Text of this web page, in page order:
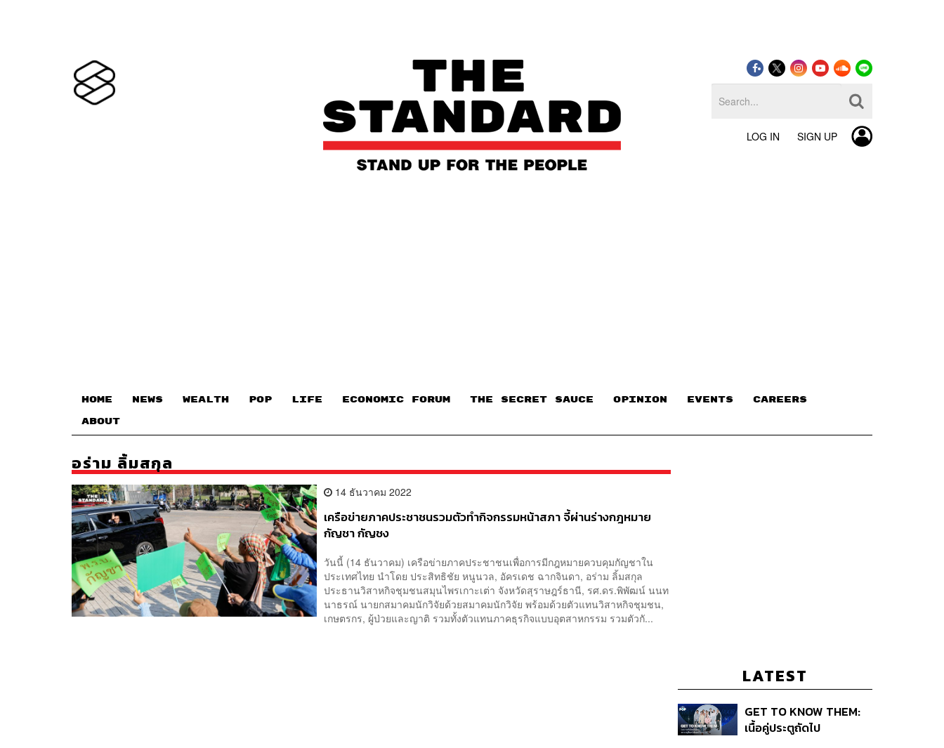
LOG IN SIGN UP
HOME NEWS WEALTH POP LIFE ECONOMIC FORUM THE SECRET SAUCE​ OPINION EVENTS CAREERS
ABOUT
อร่าม ลิ้มสกุล
14 ธันวาคม 2022
เครือข่ายภาคประชาชนรวมตัวทำกิจกรรมหน้าสภา จี้ผ่านร่างกฎหมาย
กัญชา กัญชง
วันนี้ (14 ธันวาคม) เครือข่ายภาคประชาชนเพื่อการมีกฎหมายควบคุมกัญชาใน
ประเทศไทย นำโดย ประสิทธิชัย หนูนวล, อัครเดช ฉากจินดา, อร่าม ลิ้มสกุล
ประธานวิสาหกิจชุมชนสมุนไพรเกาะเต่า จังหวัดสุราษฎร์ธานี, รศ.ดร.พิพัฒน์ นนท
นาธรณ์ นายกสมาคมนักวิจัยด้วยสมาคมนักวิจัย พร้อมด้วยตัวแทนวิสาหกิจชุมชน,
เกษตรกร, ผู้ป่วยและญาติ รวมทั้งตัวแทนภาคธุรกิจแบบอุตสาหกรรม รวมตัวกั...
LATEST
GET TO KNOW THEM:
เนื้อคู่ประตูถัดไป